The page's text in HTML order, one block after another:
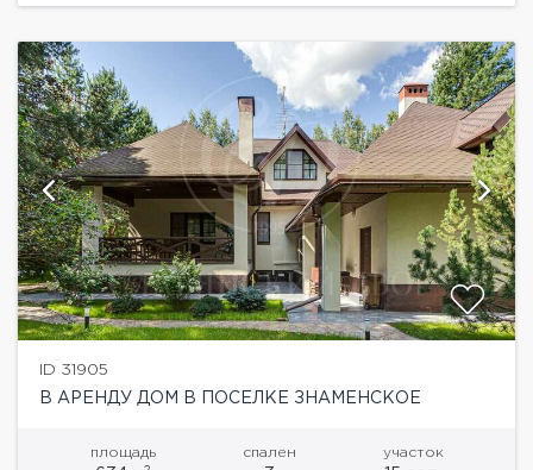
ID 31905
В АРЕНДУ ДОМ В ПОСЕЛКЕ ЗНАМЕНСКОЕ
площадь спален участок